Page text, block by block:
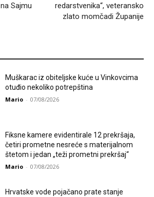
Sajmu
redarstvenika“, veteransko
zlato momčadi Županije
Muškarac iz obiteljske kuće u Vinkovcima
otuđio nekoliko potrepština
Mario - 07/08/2026
Fiksne kamere evidentirale 12 prekršaja,
četiri prometne nesreće s materijalnom
štetom i jedan „teži prometni prekršaj“
Mario - 07/08/2026
Hrvatske vode pojačano prate stanje